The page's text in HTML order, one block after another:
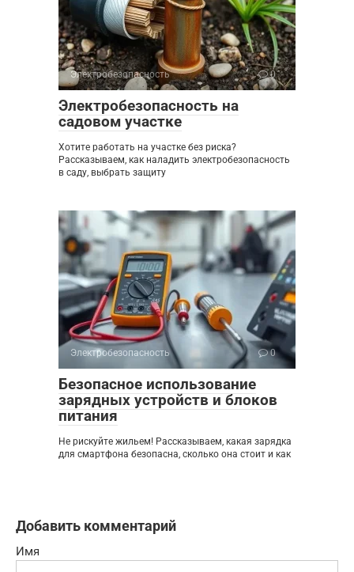
Электробезопасность 0
Электробезопасность на
садовом участке
Хотите работать на участке без риска?
Рассказываем, как наладить электробезопасность
в саду, выбрать защиту
Электробезопасность 0
Безопасное использование
зарядных устройств и блоков
питания
Не рискуйте жильем! Рассказываем, какая зарядка
для смартфона безопасна, сколько она стоит и как
Добавить комментарий
Имя